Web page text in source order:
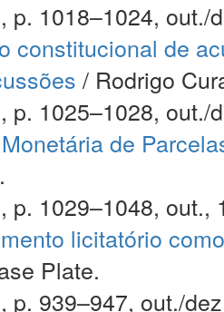
p. 1018–1024, out./
constitucional de
/ Rodrigo
p. 1025–1028, out./
de
p. 1029–1048, out.,
licitatório
Plate.
p. 939–947, out./